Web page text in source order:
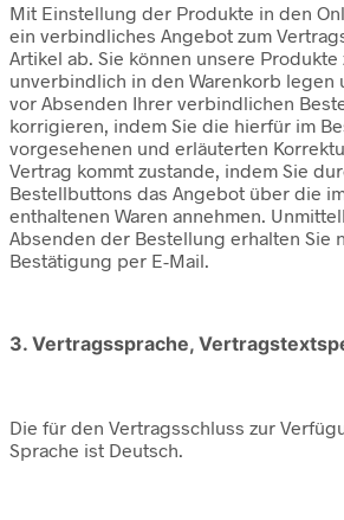
Mit Einstellung der Produkte in den
ein verbindliches Angebot zum
Artikel ab. Sie können unsere Produkte
unverbindlich in den Warenkorb legen
vor Absenden Ihrer verbindlichen
korrigieren, indem Sie die hierfür im
vorgesehenen und erläuterten
Vertrag kommt zustande, indem Sie
Bestellbuttons das Angebot über die
enthaltenen Waren annehmen.
Absenden der Bestellung erhalten Sie
Bestätigung per E-Mail.
3. Vertragssprache,
Die für den Vertragsschluss zur
Sprache ist Deutsch.